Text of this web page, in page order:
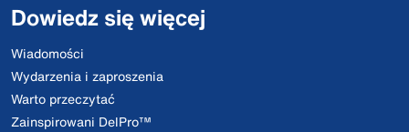
Dowiedz się więcej
Wiadomości
Wydarzenia i zaproszenia
Warto przeczytać
Zainspirowani DelPro™